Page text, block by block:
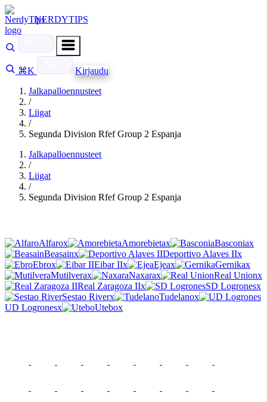
NERDYTIPS
⌘K
Kirjaudu
Jalkapalloennusteet
/
Liigat
/
Segunda Division Rfef Group 2 Espanja
Jalkapalloennusteet
/
Liigat
/
Segunda Division Rfef Group 2 Espanja
Alfarox Amorebietax Basconiax
Beasainx Deportivo Alaves IIx
Ebrox Eibar IIx Ejeax Gernikax
Mutilverax Naxarax Real Unionx
Real Zaragoza IIx SD Logronesx
Sestao Riverx Tudelanox
UD Logronesx Utebox